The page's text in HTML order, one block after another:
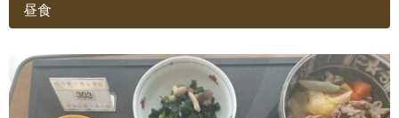
昼食